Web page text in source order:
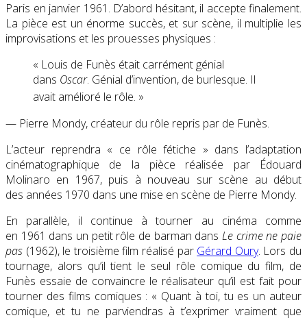
Paris en janvier 1961. D’abord hésitant, il accepte finalement.
La pièce est un énorme succès, et sur scène, il multiplie les
improvisations et les prouesses physiques :
« Louis de Funès était carrément génial
dans Oscar. Génial d’invention, de burlesque. Il
avait amélioré le rôle. »
— Pierre Mondy, créateur du rôle repris par de Funès.
L’acteur reprendra « ce rôle fétiche » dans l’adaptation
cinématographique de la pièce réalisée par Édouard
Molinaro en 1967, puis à nouveau sur scène au début
des années 1970 dans une mise en scène de Pierre Mondy.
En parallèle, il continue à tourner au cinéma comme
en 1961 dans un petit rôle de barman dans Le crime ne paie
pas (1962), le troisième film réalisé par Gérard Oury. Lors du
tournage, alors qu’il tient le seul rôle comique du film, de
Funès essaie de convaincre le réalisateur qu’il est fait pour
tourner des films comiques : « Quant à toi, tu es un auteur
comique, et tu ne parviendras à t’exprimer vraiment que